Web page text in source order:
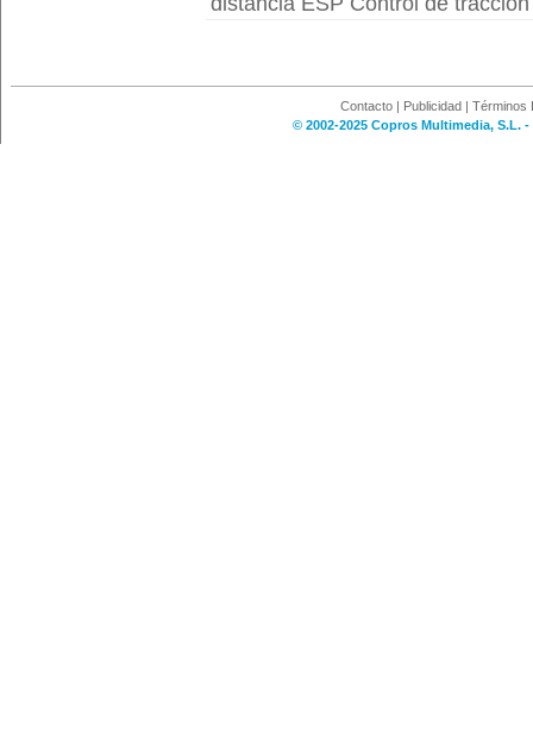
Contacto | Publicidad | Términos
© 2002-2025 Copros Multimedia, S.L.